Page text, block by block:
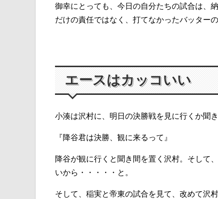
御幸にとっても、今日の自分たちの試合は、
だけの責任ではなく、打てなかったバッター
エースはカッコいい
小湊は沢村に、明日の決勝戦を見に行くか聞
『降谷君は決勝、観に来るって』
降谷が観に行くと聞き間を置く沢村。そして
いから・・・・・と。
そして、稲実と帝東の試合を見て、改めて沢